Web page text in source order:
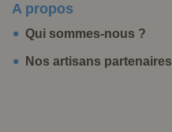
A propos
Qui sommes-nous ?
Nos artisans partenaires